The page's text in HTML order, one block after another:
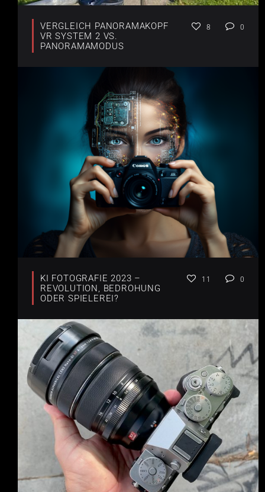
VERGLEICH PANORAMAKOPF
VR SYSTEM 2 VS.
PANORAMAMODUS
8 0
KI FOTOGRAFIE 2023 –
REVOLUTION, BEDROHUNG
ODER SPIELEREI?
11 0